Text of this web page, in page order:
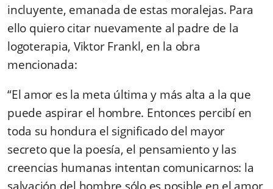
incluyente, emanada de estas moralejas. Para
ello quiero citar nuevamente al padre de la
logoterapia, Viktor Frankl, en la obra
mencionada:
“El amor es la meta última y más alta a la que
puede aspirar el hombre. Entonces percibí en
toda su hondura el significado del mayor
secreto que la poesía, el pensamiento y las
creencias humanas intentan comunicarnos: la